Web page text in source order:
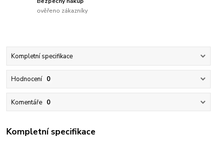
ověřeno zákazníky
Kompletní specifikace
Hodnocení 0
Komentáře 0
Kompletní specifikace